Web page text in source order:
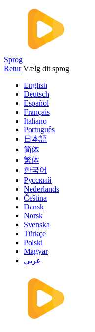
Sprog
Retur Vælg dit sprog
English
Deutsch
Español
Français
Italiano
Português
日本語
简体
繁体
한국어
Русский
Nederlands
Čeština
Dansk
Norsk
Svenska
Türkçe
Polski
Magyar
عربي